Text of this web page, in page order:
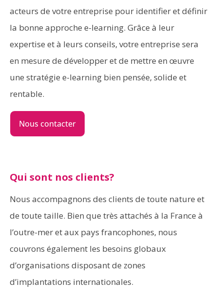
acteurs de votre entreprise pour identifier et définir
la bonne approche e-learning. Grâce à leur
expertise et à leurs conseils, votre entreprise sera
en mesure de développer et de mettre en œuvre
une stratégie e-learning bien pensée, solide et
rentable.
Nous contacter
Qui sont nos clients?
Nous accompagnons des clients de toute nature et
de toute taille. Bien que très attachés à la France à
l’outre-mer et aux pays francophones, nous
couvrons également les besoins globaux
d’organisations disposant de zones
d’implantations internationales.